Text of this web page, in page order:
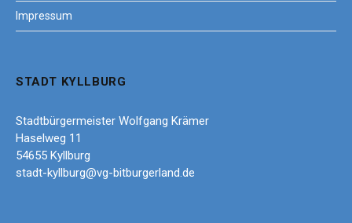
Impressum
STADT KYLLBURG
Stadtbürgermeister Wolfgang Krämer
Haselweg 11
54655 Kyllburg
stadt-kyllburg@vg-bitburgerland.de